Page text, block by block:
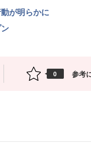
が明らかに
0 参考